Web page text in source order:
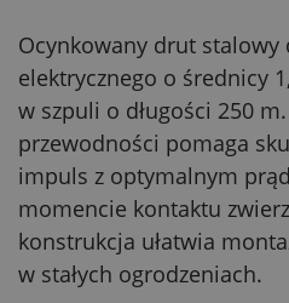
Ocynkowany drut stalowy
elektrycznego o średnicy
w szpuli o długości 250
przewodności pomaga
impuls z optymalnym
momencie kontaktu
konstrukcja ułatwia
w stałych ogrodzeniach.